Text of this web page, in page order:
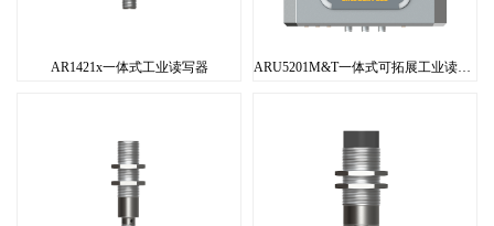
AR1421x一体式工业读写器 ARU5201M&T一体式可拓展工业读写器